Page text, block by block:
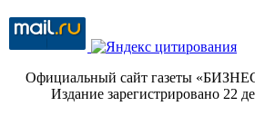
Официальный сайт газеты
Издание зарегистрировано 22